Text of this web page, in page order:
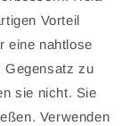
Vorteil
eine nahtlose
Gegensatz zu
sie nicht. Sie
Verwenden